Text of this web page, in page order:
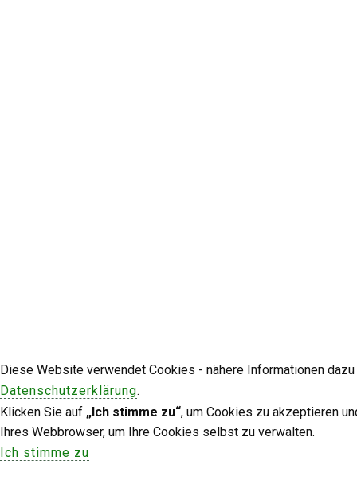
Diese Website verwendet Cookies - nähere Informationen
Datenschutzerklärung.
Klicken Sie auf „Ich stimme zu“, um Cookies zu akzeptieren
Ihres Webbrowser, um Ihre Cookies selbst zu verwalten.
Ich stimme zu